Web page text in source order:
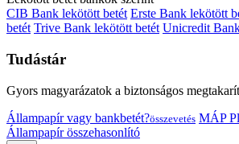
CIB Bank lekötött betét Erste Bank lekötött
betét Trive Bank lekötött betét Unicredit
Tudástár
Gyors magyarázatok a biztonságos
Állampapír vagy bankbetét?összevetés MÁP
Állampapír összehasonlító